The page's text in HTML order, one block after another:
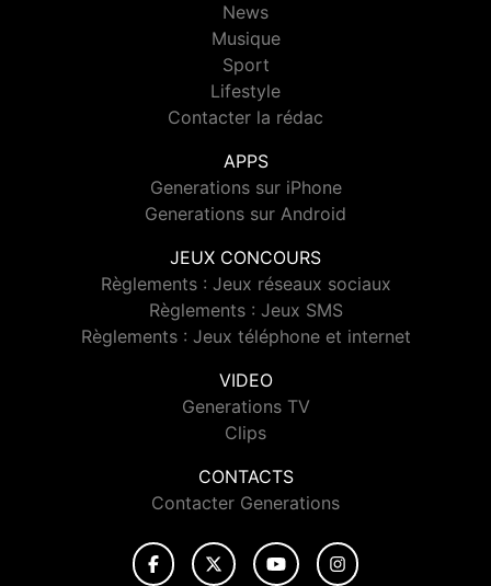
News
Musique
Sport
Lifestyle
Contacter la rédac
APPS
Generations sur iPhone
Generations sur Android
JEUX CONCOURS
Règlements : Jeux réseaux sociaux
Règlements : Jeux SMS
Règlements : Jeux téléphone et internet
VIDEO
Generations TV
Clips
CONTACTS
Contacter Generations